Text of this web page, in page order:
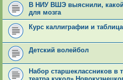
В НИУ ВШЭ выяснили,
для мозга
Курс каллиграфии и
Детский волейбол
Набор старшеклассников в